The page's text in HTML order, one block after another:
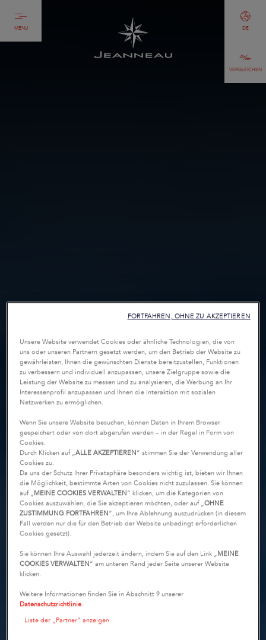
MENU
VERGLEICHEN
DE
Unsere Website verwendet Cookies oder ähnliche Technologien, die von
uns oder unseren Partnern gesetzt werden, um den Betrieb der Website zu
gewährleisten, Ihnen die gewünschten Dienste bereitzustellen, Funktionen
zu verbessern und individuell anzupassen, unsere Zielgruppe sowie die
Leistung der Website zu messen und zu analysieren, die Werbung an Ihr
Interessenprofil anzupassen und Ihnen die Interaktion mit sozialen
Netzwerken zu ermöglichen.
Wenn Sie unsere Website besuchen, können Daten in Ihrem Browser
gespeichert oder von dort abgerufen werden – in der Regel in Form von
Cookies.
Durch Klicken auf „ALLE AKZEPTIEREN“ stimmen Sie der Verwendung aller
Cookies zu.
Da uns der Schutz Ihrer Privatsphäre besonders wichtig ist, bieten wir Ihnen
die Möglichkeit, bestimmte Arten von Cookies nicht zuzulassen. Sie können
auf „MEINE COOKIES VERWALTEN“ klicken, um die Kategorien von
Cookies auszuwählen, die Sie akzeptieren möchten, oder auf „OHNE
ZUSTIMMUNG FORTFAHREN“, um Ihre Ablehnung auszudrücken (in diesem
Fall werden nur die für den Betrieb der Website unbedingt erforderlichen
Cookies gesetzt).
Sie können Ihre Auswahl jederzeit ändern, indem Sie auf den Link „MEINE
COOKIES VERWALTEN“ am unteren Rand jeder Seite unserer Website
klicken.
Weitere Informationen finden Sie in Abschnitt 9 unserer
Datenschutzrichtlinie.
Liste der „Partner“ anzeigen
FORTFAHREN, OHNE ZU AKZEPTIEREN